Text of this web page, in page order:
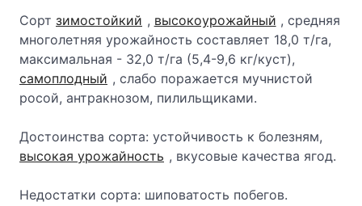
Сорт зимостойкий , высокоурожайный , средняя
многолетняя урожайность составляет 18,0 т/га,
максимальная - 32,0 т/га (5,4-9,6 кг/куст),
самоплодный , слабо поражается мучнистой
росой, антракнозом, пилильщиками.
Достоинства сорта: устойчивость к болезням,
высокая урожайность , вкусовые качества ягод.
Недостатки сорта: шиповатость побегов.